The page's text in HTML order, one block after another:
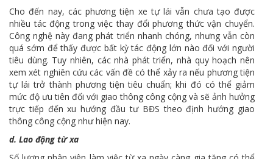
Cho đến nay, các phương tiện xe tự lái vẫn chưa tạo được
nhiều tác động trong việc thay đổi phương thức vận chuyển.
Công nghệ này đang phát triển nhanh chóng, nhưng vẫn còn
quá sớm để thấy được bất kỳ tác động lớn nào đối với người
tiêu dùng. Tuy nhiên, các nhà phát triển, nhà quy hoạch nên
xem xét nghiên cứu các vấn đề có thể xảy ra nếu phương tiện
tự lái trở thành phương tiện tiêu chuẩn; khi đó có thể giảm
mức độ ưu tiên đối với giao thông công cộng và sẽ ảnh hưởng
trực tiếp đến xu hướng đầu tư BĐS theo định hướng giao
thông công cộng như hiện nay.
d. Lao động từ xa